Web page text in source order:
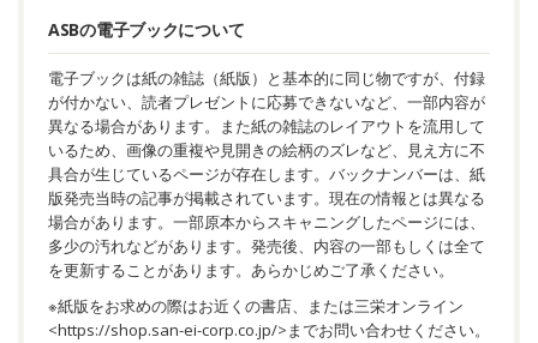
ASBの電子ブックについて
電子ブックは紙の雑誌（紙版）と基本的に同じ物ですが、付録
が付かない、読者プレゼントに応募できないなど、一部内容が
異なる場合があります。また紙の雑誌のレイアウトを流用して
いるため、画像の重複や見開きの絵柄のズレなど、見え方に不
具合が生じているページが存在します。バックナンバーは、紙
版発売当時の記事が掲載されています。現在の情報とは異なる
場合があります。一部原本からスキャニングしたページには、
多少の汚れなどがあります。発売後、内容の一部もしくは全て
を更新することがあります。あらかじめご了承ください。
※紙版をお求めの際はお近くの書店、または三栄オンライン
<https://shop.san-ei-corp.co.jp/>までお問い合わせください。